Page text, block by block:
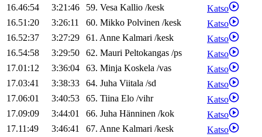
16.46:54
3:21:46 59. Vesa Kallio /kesk
Katso
16.51:20
3:26:11 60. Mikko Polvinen /kesk
Katso
16.52:37
3:27:29 61. Anne Kalmari /kesk
Katso
16.54:58
3:29:50 62. Mauri Peltokangas /ps
Katso
17.01:12
3:36:04 63. Minja Koskela /vas
Katso
17.03:41
3:38:33 64. Juha Viitala /sd
Katso
17.06:01
3:40:53 65. Tiina Elo /vihr
Katso
17.09:09
3:44:01 66. Juha Hänninen /kok
Katso
17.11:49
3:46:41 67. Anne Kalmari /kesk
Katso